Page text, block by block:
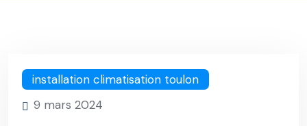
installation climatisation toulon
9 mars 2024